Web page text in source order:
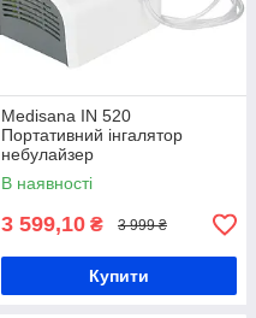
Medisana IN 520
Портативний інгалятор
небулайзер
В наявності
3 599,10 ₴ 3 999 ₴
Купити